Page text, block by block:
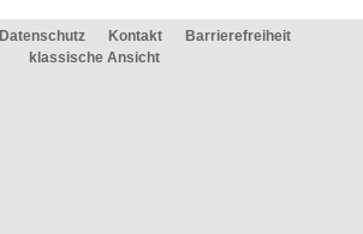
Datenschutz Kontakt
Barrierefreiheit
klassische Ansicht